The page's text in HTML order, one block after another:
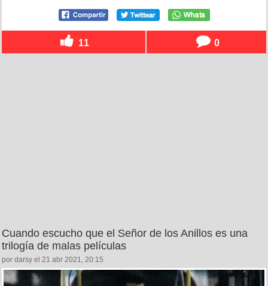
11 0
Cuando escucho que el Señor de los Anillos es una
trilogía de malas películas
por darsy el 21 abr 2021, 20:15